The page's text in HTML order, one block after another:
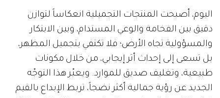
اليوم، أصبحت المنتجات التجميلية انعكاساً لتوازن
دقيق بين الفخامة والوعي المستدام، وبين الابتكار
والمسؤولية تجاه الأرض؛ فلا تكتفي بتجميل المظهر،
بل تسعى إلى إحداث أثر إيجابي، من خلال مكونات
طبيعية، وتغليف صديق للموارد. ويعبّر هذا التوجّه
الجديد عن رؤية جمالية أكثر نضجاً، تربط الإبداع بالقيم